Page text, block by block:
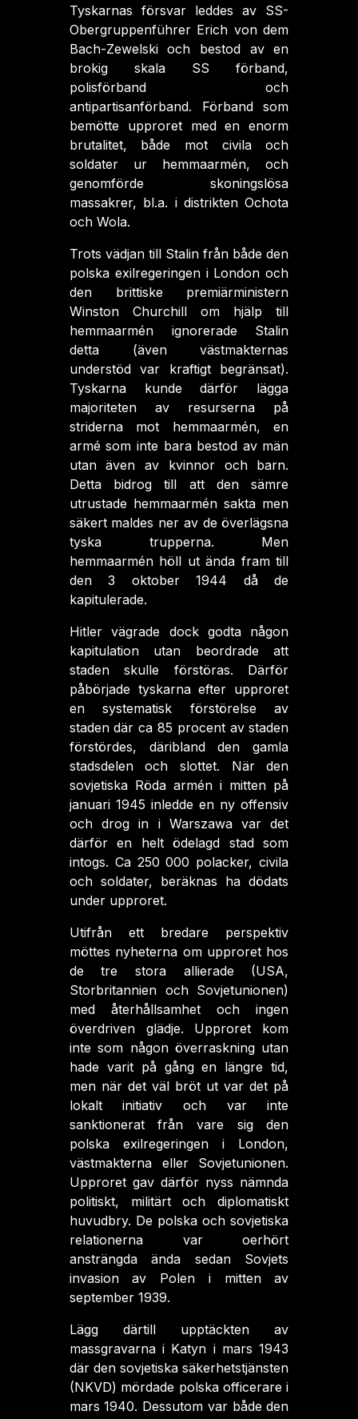
Tyskarnas försvar leddes av SS-
Obergruppenführer Erich von dem
Bach-Zewelski och bestod av en
brokig skala SS förband,
polisförband och
antipartisanförband. Förband som
bemötte upproret med en enorm
brutalitet, både mot civila och
soldater ur hemmaarmén, och
genomförde skoningslösa
massakrer, bl.a. i distrikten Ochota
och Wola.
Trots vädjan till Stalin från både den
polska exilregeringen i London och
den brittiske premiärministern
Winston Churchill om hjälp till
hemmaarmén ignorerade Stalin
detta (även västmakternas
understöd var kraftigt begränsat).
Tyskarna kunde därför lägga
majoriteten av resurserna på
striderna mot hemmaarmén, en
armé som inte bara bestod av män
utan även av kvinnor och barn.
Detta bidrog till att den sämre
utrustade hemmaarmén sakta men
säkert maldes ner av de överlägsna
tyska trupperna. Men
hemmaarmén höll ut ända fram till
den 3 oktober 1944 då de
kapitulerade.
Hitler vägrade dock godta någon
kapitulation utan beordrade att
staden skulle förstöras. Därför
påbörjade tyskarna efter upproret
en systematisk förstörelse av
staden där ca 85 procent av staden
förstördes, däribland den gamla
stadsdelen och slottet. När den
sovjetiska Röda armén i mitten på
januari 1945 inledde en ny offensiv
och drog in i Warszawa var det
därför en helt ödelagd stad som
intogs. Ca 250 000 polacker, civila
och soldater, beräknas ha dödats
under upproret.
Utifrån ett bredare perspektiv
möttes nyheterna om upproret hos
de tre stora allierade (USA,
Storbritannien och Sovjetunionen)
med återhållsamhet och ingen
överdriven glädje. Upproret kom
inte som någon överraskning utan
hade varit på gång en längre tid,
men när det väl bröt ut var det på
lokalt initiativ och var inte
sanktionerat från vare sig den
polska exilregeringen i London,
västmakterna eller Sovjetunionen.
Upproret gav därför nyss nämnda
politiskt, militärt och diplomatiskt
huvudbry. De polska och sovjetiska
relationerna var oerhört
ansträngda ända sedan Sovjets
invasion av Polen i mitten av
september 1939.
Lägg därtill upptäckten av
massgravarna i Katyn i mars 1943
där den sovjetiska säkerhetstjänsten
(NKVD) mördade polska officerare i
mars 1940. Dessutom var både den